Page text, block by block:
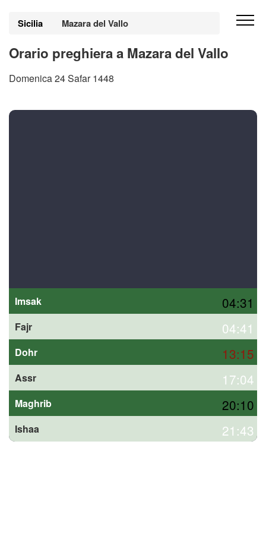
Sicilia Mazara del Vallo
Orario preghiera a Mazara del Vallo
Domenica 24 Safar 1448
Imsak 04:31
Fajr 04:41
Dohr 13:15
Assr 17:04
Maghrib 20:10
Ishaa 21:43